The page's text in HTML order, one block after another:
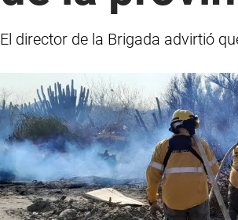
El director de la Brigada advirtió